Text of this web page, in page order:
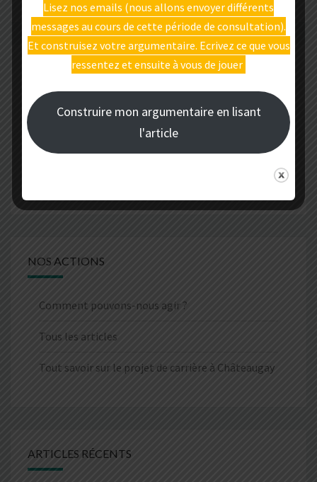
LEUR PROJET
Pourquoi devons-nous agir ?
Tout savoir sur le projet de carrière à Châteaugay
NOS ACTIONS
Comment pouvons-nous agir ?
Tous les articles
Tout savoir sur le projet de carrière à Châteaugay
ARTICLES RÉCENTS
Lisez nos emails (nous allons envoyer différents
messages au cours de cette période de consultation).
Et construisez votre argumentaire. Ecrivez ce que vous
ressentez et ensuite à vous de jouer
Construire mon argumentaire en lisant
l'article